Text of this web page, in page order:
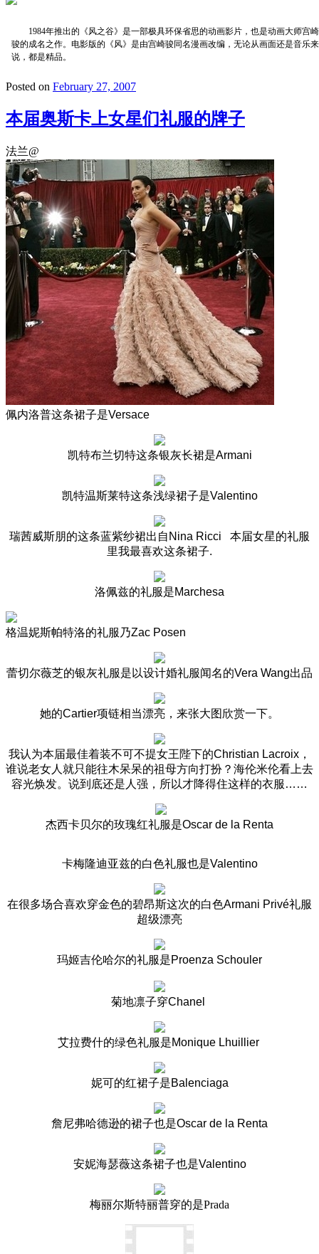
1984年推出的《风之谷》是一部极具环保省思的动画影片，也是动画大师宫崎
骏的成名之作。电影版的《风》是由宫崎骏同名漫画改编，无论从画面还是音乐来
说，都是精品。
Posted on February 27, 2007
本届奥斯卡上女星们礼服的牌子
法兰@
佩内洛普这条裙子是Versace
凯特布兰切特这条银灰长裙是Armani
凯特温斯莱特这条浅绿裙子是Valentino
瑞茜威斯朋的这条蓝紫纱裙出自 Nina Ricci 本届女星的礼服
里我最喜欢这条裙子.
洛佩兹的礼服是Marchesa
格温妮斯帕特洛的礼服乃Zac Posen
蕾切尔薇芝的银灰礼服是以设计婚礼服闻名的Vera Wang出品
她的Cartier项链相当漂亮，来张大图欣赏一下。
我认为本届最佳着装不可不提女王陛下的Christian Lacroix，
谁说老女人就只能往木呆呆的祖母方向打扮？海伦米伦看上去
容光焕发。说到底还是人强，所以才降得住这样的衣服……
杰西卡贝尔的玫瑰红礼服是Oscar de la Renta
卡梅隆迪亚兹的白色礼服也是Valentino
在很多场合喜欢穿金色的碧昂斯这次的白色Armani Privé礼服
超级漂亮
玛姬吉伦哈尔的礼服是Proenza Schouler
菊地凛子穿Chanel
艾拉费什的绿色礼服是Monique Lhuillier
妮可的红裙子是Balenciaga
詹尼弗哈德逊的裙子也是Oscar de la Renta
安妮海瑟薇这条裙子也是Valentino
梅丽尔斯特丽普穿的是Prada